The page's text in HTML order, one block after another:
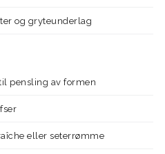
og gryteunderlag
pensling av formen
eller seterrømme